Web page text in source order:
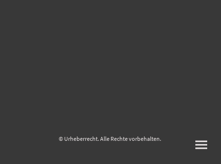
© Urheberrecht. Alle Rechte vorbehalten.